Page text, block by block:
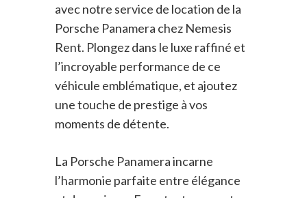
avec notre service de location de la
Porsche Panamera chez Nemesis
Rent. Plongez dans le luxe raffiné et
l’incroyable performance de ce
véhicule emblématique, et ajoutez
une touche de prestige à vos
moments de détente.
La Porsche Panamera incarne
l’harmonie parfaite entre élégance